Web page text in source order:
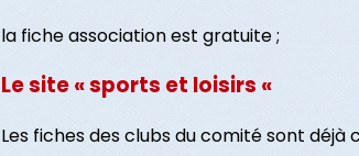
la fiche association est gratuite ;
Le site « sports et loisirs «
Les fiches des clubs du comité sont déjà